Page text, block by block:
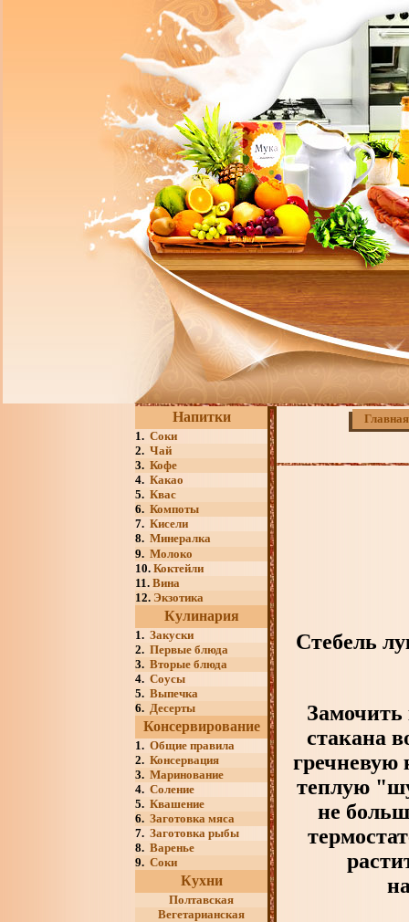
Напитки
1. Соки
2. Чай
3. Кофе
4. Какао
5. Квас
6. Компоты
7. Кисели
8. Минералка
9. Молоко
10. Коктейли
11. Вина
12. Экзотика
Кулинария
1. Закуски
2. Первые блюда
3. Вторые блюда
4. Соусы
5. Выпечка
6. Десерты
Консервирование
1. Общие правила
2. Консервация
3. Маринование
4. Соление
5. Квашение
6. Заготовка мяса
7. Заготовка рыбы
8. Варенье
9. Соки
Кухни
Полтавская
Вегетарианская
Главная
Стебель
Замочить
стакана
гречневую
теплую
не